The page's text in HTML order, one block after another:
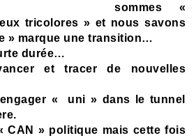
sommes «
tricolores » et nous savons
» marque une transition…
durée…
et tracer de nouvelles
« uni » dans le tunnel
CAN » politique mais cette fois